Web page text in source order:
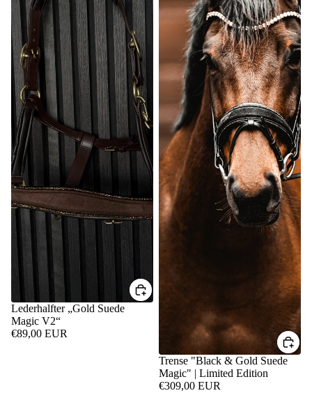
Lederhalfter „Gold Suede
Magic V2“
€89,00 EUR
Trense "Black & Gold Suede
Magic" | Limited Edition
€309,00 EUR